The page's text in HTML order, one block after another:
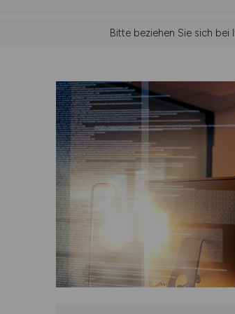
Bitte beziehen Sie sich bei